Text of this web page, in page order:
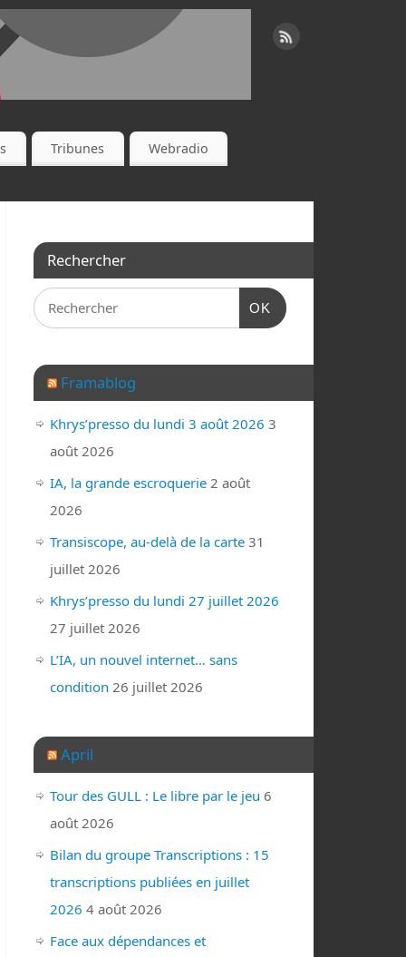
Tribunes Webradio
Rechercher
OK
Framablog
Khrys’presso du lundi 3 août 2026 3
août 2026
IA, la grande escroquerie 2 août
2026
Transiscope, au-delà de la carte 31
juillet 2026
Khrys’presso du lundi 27 juillet 2026
27 juillet 2026
L’IA, un nouvel internet… sans
condition 26 juillet 2026
April
Tour des GULL : Le libre par le jeu 6
août 2026
Bilan du groupe Transcriptions : 15
transcriptions publiées en juillet
2026 4 août 2026
Face aux dépendances et